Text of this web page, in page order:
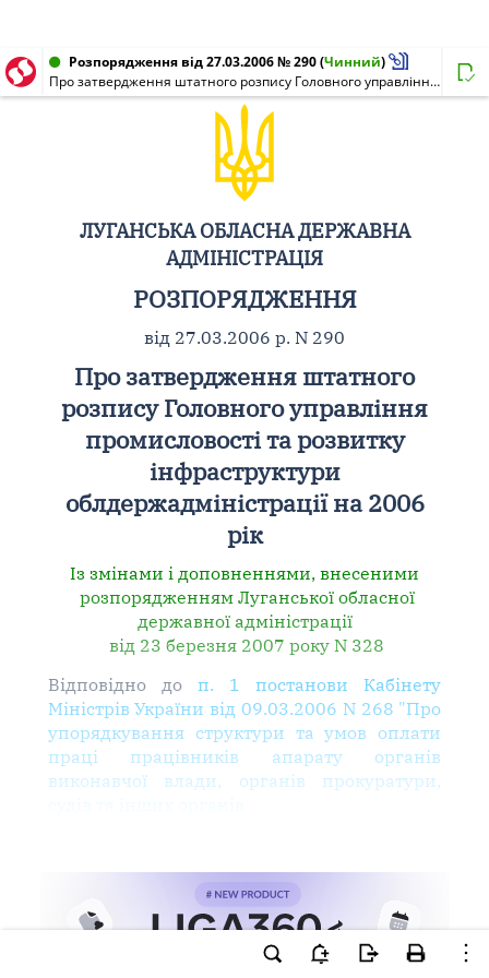
Розпорядження від 27.03.2006 № 290(Чинний)
Про затвердження штатного розпису Головного управління промисловості та розвитку інфраструктури облдержадміністрації на 2006 рік
ЛУГАНСЬКА ОБЛАСНА ДЕРЖАВНА
АДМІНІСТРАЦІЯ
РОЗПОРЯДЖЕННЯ
від 27.03.2006 р. N 290
Про затвердження штатного
розпису Головного управління
промисловості та розвитку
інфраструктури
облдержадміністрації на 2006
рік
Із змінами і доповненнями, внесеними
розпорядженням Луганської обласної
державної адміністрації
від 23 березня 2007 року N 328
Відповідно до п. 1 постанови Кабінету
Міністрів України від 09.03.2006 N 268 "Про
упорядкування структури та умов оплати
праці працівників апарату органів
виконавчої влади, органів прокуратури,